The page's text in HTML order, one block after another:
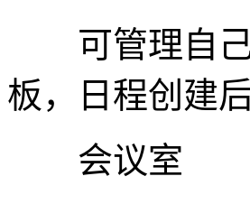
可管理自己
板，日程创建
会议室